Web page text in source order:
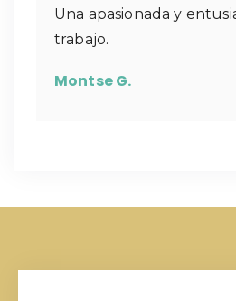
Una apasionada y
trabajo.
Montse G.